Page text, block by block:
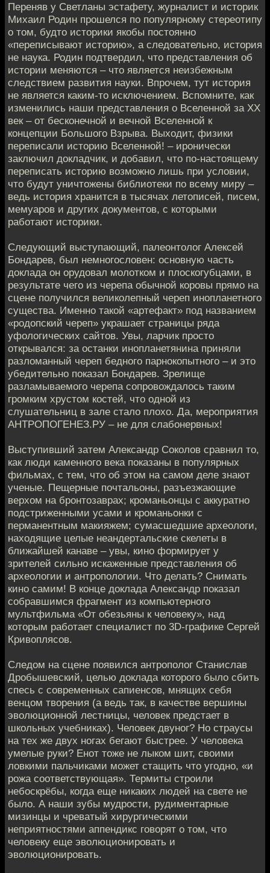
Переняв у Светланы эстафету, журналист и историк
Михаил Родин прошелся по популярному стереотипу
о том, будто историки якобы постоянно
«переписывают историю», а следовательно, история
не наука. Родин подтвердил, что представления об
истории меняются – что является неизбежным
следствием развития науки. Впрочем, тут история
не является каким-то исключением. Вспомните, как
изменились наши представления о Вселенной за XX
век – от бесконечной и вечной Вселенной к
концепции Большого Взрыва. Выходит, физики
переписали историю Вселенной! – иронически
заключил докладчик, и добавил, что по-настоящему
переписать историю возможно лишь при условии,
что будут уничтожены библиотеки по всему миру –
ведь история хранится в тысячах летописей, писем,
мемуаров и других документов, с которыми
работают историки.
Следующий выступающий, палеонтолог Алексей
Бондарев, был немногословен: основную часть
доклада он орудовал молотком и плоскогубцами, в
результате чего из черепа обычной коровы прямо на
сцене получился великолепный череп инопланетного
существа. Именно такой «артефакт» под названием
«родопский череп» украшает страницы ряда
уфологических сайтов. Увы, ларчик просто
открывался: за останки инопланетянина приняли
разломанный череп бедного парнокопытного – и это
убедительно показал Бондарев. Зрелище
разламываемого черепа сопровождалось таким
громким хрустом костей, что одной из
слушательниц в зале стало плохо. Да, мероприятия
АНТРОПОГЕНЕЗ.РУ – не для слабонервных!
Выступивший затем Александр Соколов сравнил то,
как люди каменного века показаны в популярных
фильмах, с тем, что об этом на самом деле знают
ученые. Пещерные почтальоны, разъезжающие
верхом на бронтозаврах; кроманьонцы с аккуратно
подстриженными усами и кроманьонки с
перманентным макияжем; сумасшедшие археологи,
находящие целые неандертальские скелеты в
ближайшей канаве – увы, кино формирует у
зрителей сильно искаженные представления об
археологии и антропологии. Что делать? Снимать
кино самим! В конце доклада Александр показал
собравшимся фрагмент из компьютерного
мультфильма «От обезьяны к человеку», над
которым работает специалист по 3D-графике Сергей
Кривоплясов.
Следом на сцене появился антрополог Станислав
Дробышевский, целью доклада которого было сбить
спесь с современных сапиенсов, мнящих себя
венцом творения (а ведь так, в качестве вершины
эволюционной лестницы, человек предстает в
школьных учебниках). Человек двуног? Но страусы
на тех же двух ногах бегают быстрее. У человека
умелые руки? Енот тоже не лыком шит, своими
ловкими пальчиками может стащить что угодно, «и
рожа соответствующая». Термиты строили
небоскрёбы, когда еще никаких людей на свете не
было. А наши зубы мудрости, рудиментарные
мизинцы и чреватый хирургическими
неприятностями аппендикс говорят о том, что
человеку еще эволюционировать и
эволюционировать.